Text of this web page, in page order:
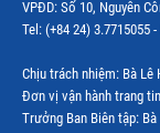
VPĐD: Số 10, Nguyễn
Tel: (+84 24) 3.7715055
Chịu trách nhiệm: Bà Lê
Đơn vị vận hành trang
Trưởng Ban Biên tập: